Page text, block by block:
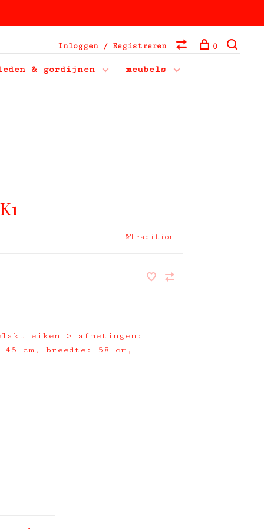
& gordijnen
meubels
Inloggen / Registreren 0
&Tradition
eiken > afmetingen:
cm, breedte: 58 cm,